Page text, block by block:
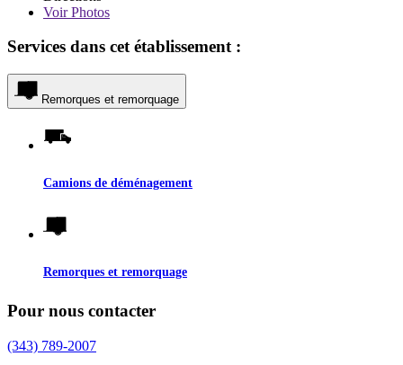
VoirPhotos
Services dans cet établissement :
Remorques et remorquage
Camions de déménagement
Remorques et remorquage
Pour nous contacter
(343) 789-2007